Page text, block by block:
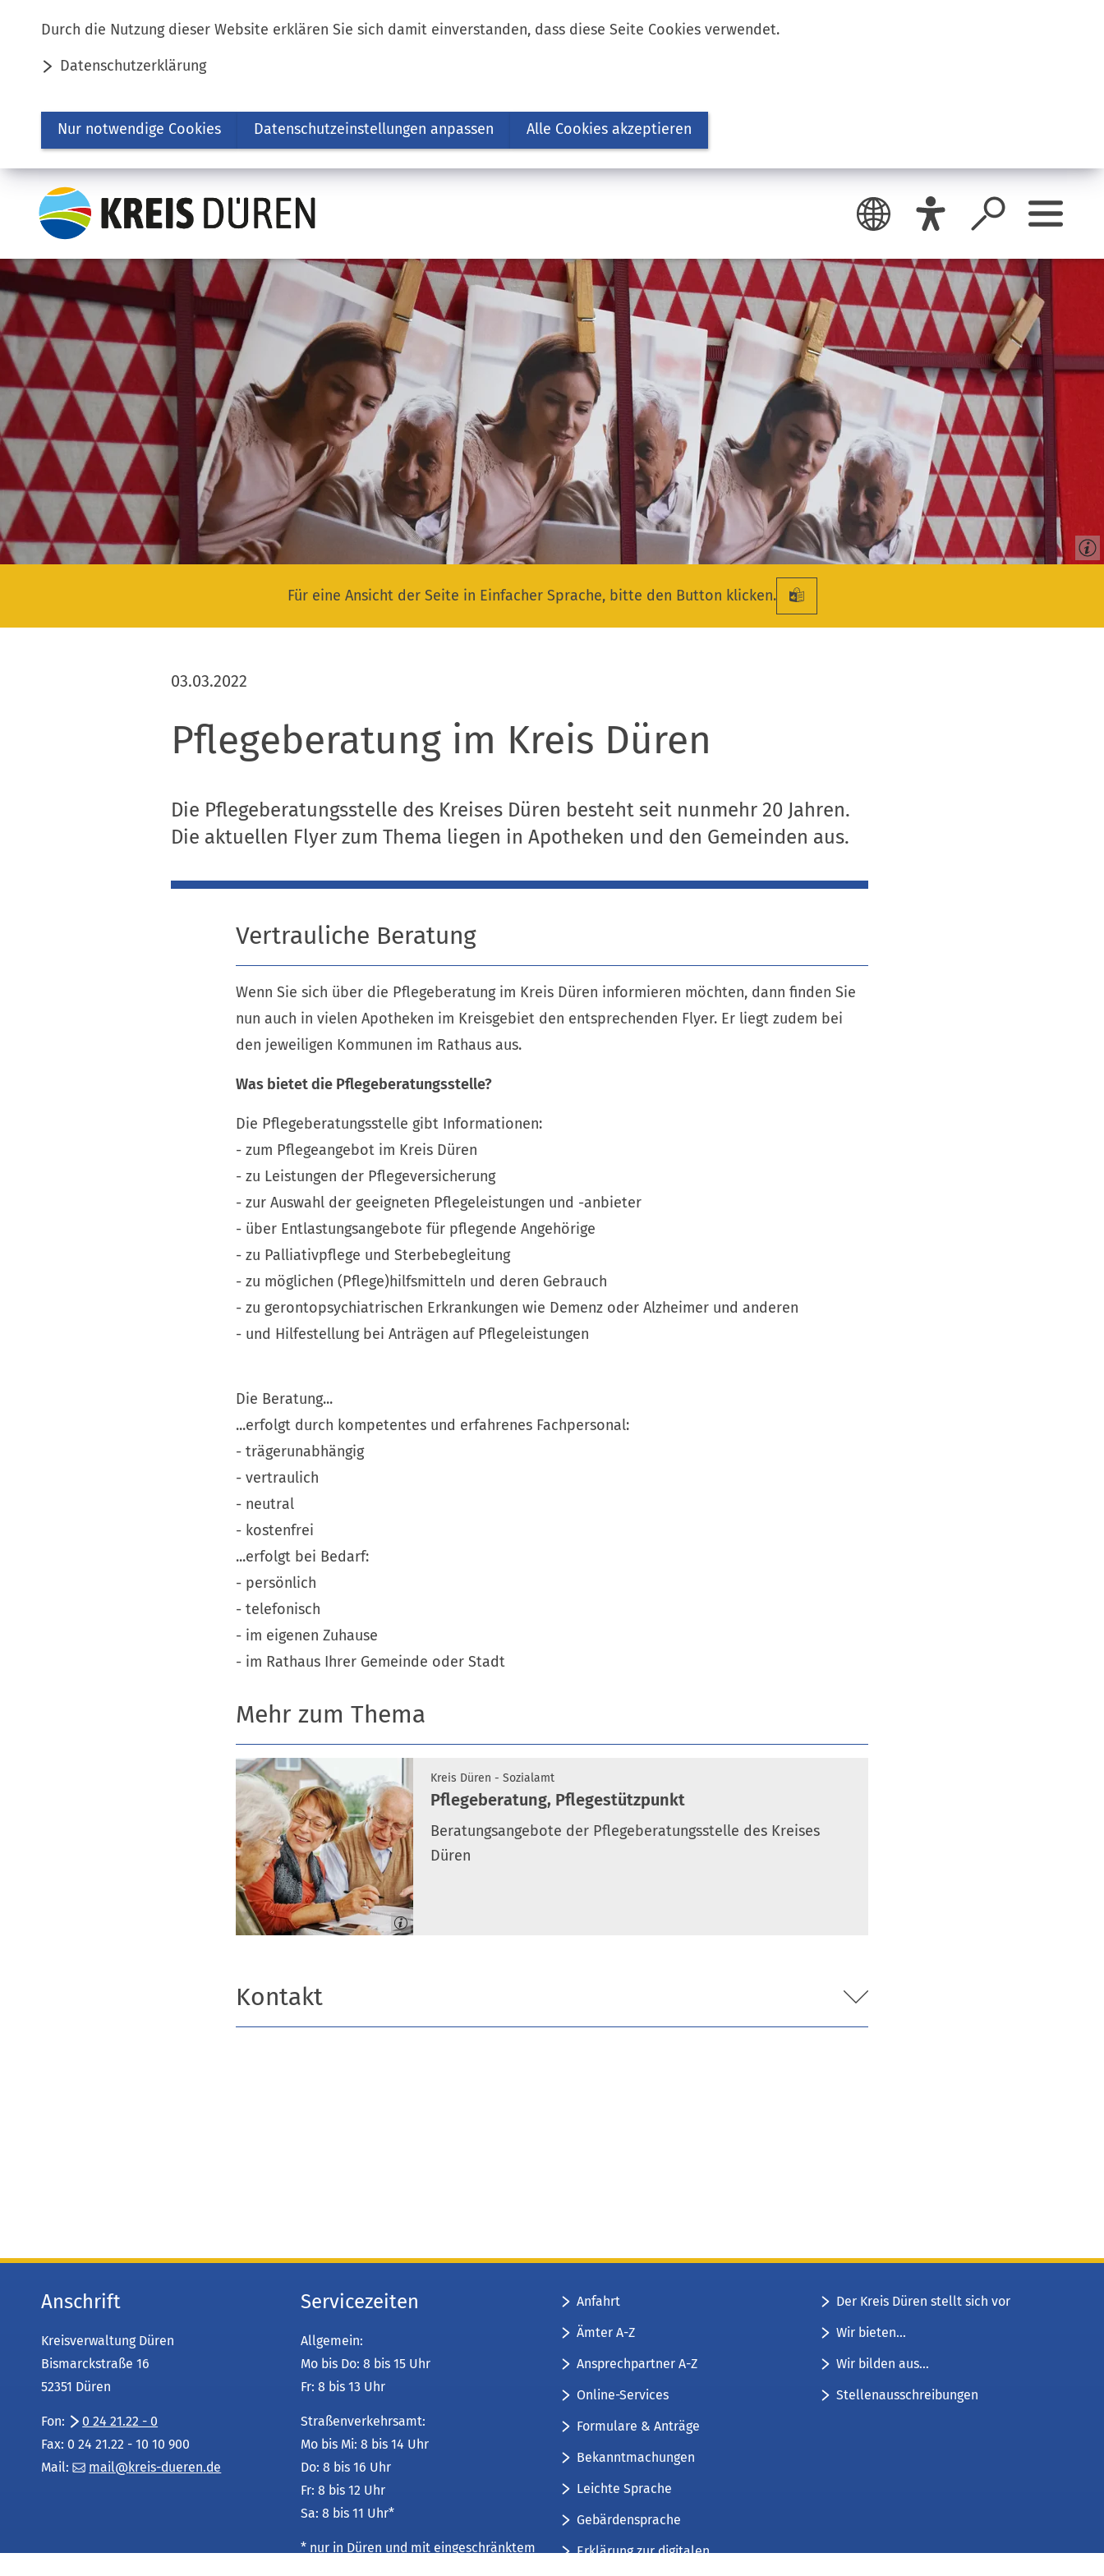
Durch die Nutzung dieser Website erklären Sie sich damit einverstanden, dass diese Seite Cookies verwendet.
Datenschutzerklärung
Nur notwendige Cookies Datenschutzeinstellungen anpassen Alle Cookies akzeptieren
Inhalt anspringen
Für eine Ansicht der Seite in Einfacher Sprache, bitte den Button klicken.
03.03.2022
Pflegeberatung im Kreis Düren
Die Pflegeberatungsstelle des Kreises Düren besteht seit nunmehr 20 Jahren.
Die aktuellen Flyer zum Thema liegen in Apotheken und den Gemeinden aus.
Vertrauliche Beratung
Wenn Sie sich über die Pflegeberatung im Kreis Düren informieren möchten, dann finden Sie
nun auch in vielen Apotheken im Kreisgebiet den entsprechenden Flyer. Er liegt zudem bei
den jeweiligen Kommunen im Rathaus aus.
Was bietet die Pflegeberatungsstelle?
Die Pflegeberatungsstelle gibt Informationen:
- zum Pflegeangebot im Kreis Düren
- zu Leistungen der Pflegeversicherung
- zur Auswahl der geeigneten Pflegeleistungen und -anbieter
- über Entlastungsangebote für pflegende Angehörige
- zu Palliativpflege und Sterbebegleitung
- zu möglichen (Pflege)hilfsmitteln und deren Gebrauch
- zu gerontopsychiatrischen Erkrankungen wie Demenz oder Alzheimer und anderen
- und Hilfestellung bei Anträgen auf Pflegeleistungen
Die Beratung...
...erfolgt durch kompetentes und erfahrenes Fachpersonal:
- trägerunabhängig
- vertraulich
- neutral
- kostenfrei
...erfolgt bei Bedarf:
- persönlich
- telefonisch
- im eigenen Zuhause
- im Rathaus Ihrer Gemeinde oder Stadt
Mehr zum Thema
Kreis Düren - Sozialamt
Pflegeberatung, Pflegestützpunkt
Beratungsangebote der Pflegeberatungsstelle des Kreises
Düren
Kontakt
Anschrift
Kreisverwaltung Düren
Bismarckstraße 16
52351 Düren
Fon:
0 24 21.22 - 0
Fax: 0 24 21.22 - 10 10 900
Mail:
mail kreis-dueren de
Servicezeiten
Allgemein:
Mo bis Do: 8 bis 15 Uhr
Fr: 8 bis 13 Uhr
Straßenverkehrsamt:
Mo bis Mi: 8 bis 14 Uhr
Do: 8 bis 16 Uhr
Fr: 8 bis 12 Uhr
Sa: 8 bis 11 Uhr*
* nur in Düren und mit eingeschränktem
Anfahrt
Ämter A-Z
Ansprechpartner A-Z
Online-Services
Formulare & Anträge
Bekanntmachungen
Leichte Sprache
Gebärdensprache
Erklärung zur digitalen
Der Kreis Düren stellt sich vor
Wir bieten...
Wir bilden aus...
Stellenausschreibungen